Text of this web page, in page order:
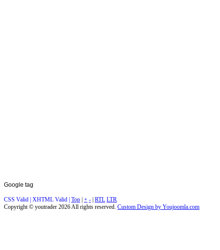
Google tag
CSS Valid | XHTML Valid | Top | + - | RTL LTR
Copyright © youtrader 2026 All rights reserved. Custom Design by Youjoomla.com